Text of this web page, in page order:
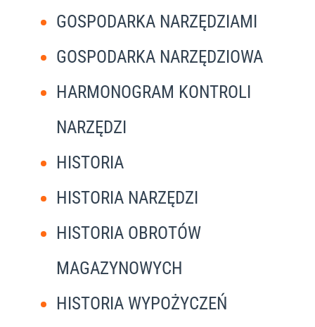
GOSPODARKA NARZĘDZIAMI
GOSPODARKA NARZĘDZIOWA
HARMONOGRAM KONTROLI
NARZĘDZI
HISTORIA
HISTORIA NARZĘDZI
HISTORIA OBROTÓW
MAGAZYNOWYCH
HISTORIA WYPOŻYCZEŃ